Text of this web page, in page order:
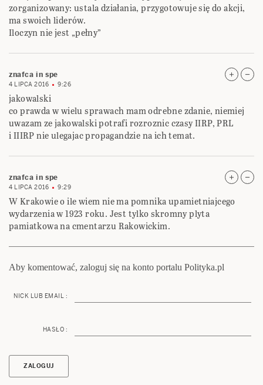
zorganizowany: ustala działania, przygotowuje się do akcji,
ma swoich liderów.
Iloczyn nie jest „pełny”
znafca in spe
4 LIPCA 2016 9:26
jakowalski
co prawda w wielu sprawach mam odrebne zdanie, niemiej
uwazam ze jakowalski potrafi rozroznic czasy IIRP, PRL
i IIIRP nie ulegajac propagandzie na ich temat.
znafca in spe
4 LIPCA 2016 9:29
W Krakowie o ile wiem nie ma pomnika upamietniajcego
wydarzenia w 1923 roku. Jest tylko skromny plyta
pamiatkowa na cmentarzu Rakowickim.
Aby komentować, zaloguj się na konto portalu Polityka.pl
NICK LUB EMAIL :
HASŁO :